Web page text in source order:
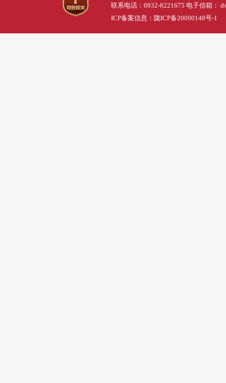
联系电话：0932-8221675 电子信箱：
ICP备案信息： 陇ICP备20000148号-1